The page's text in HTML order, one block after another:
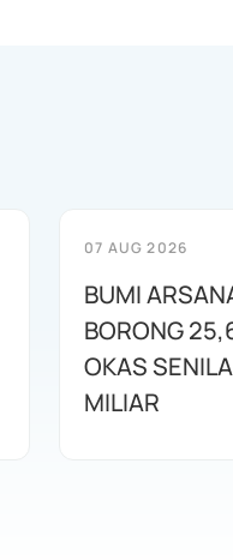
07 AUG 2026
BUMI
BORONG
OKAS
MILIAR